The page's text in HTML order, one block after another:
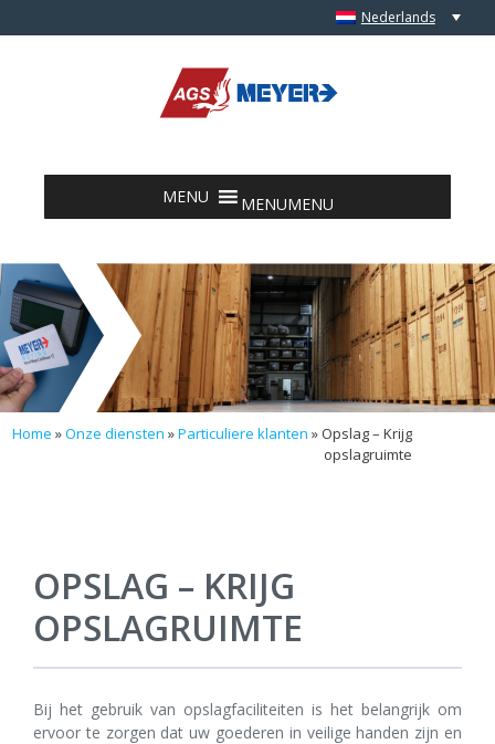
Nederlands
MENUMENU
Home »Onze diensten »Particuliere klanten » Opslag – Krijg
opslagruimte
OPSLAG – KRIJG
OPSLAGRUIMTE
Bij het gebruik van opslagfaciliteiten is het belangrijk om
ervoor te zorgen dat uw goederen in veilige handen zijn en